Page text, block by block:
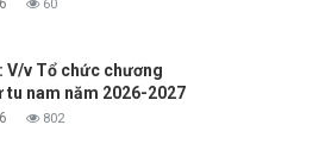
60
V/v Tổ chức chương
tu nam năm 2026-2027
802